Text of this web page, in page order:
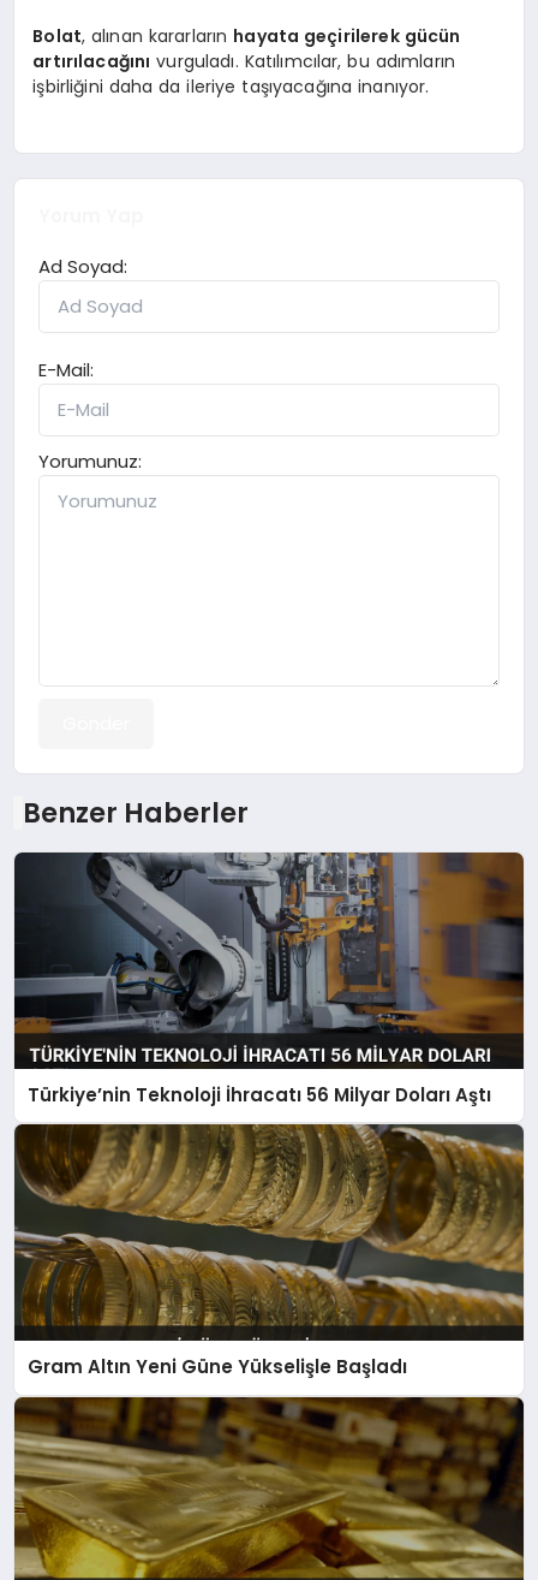
Bolat, alınan kararların hayata geçirilerek gücün
artırılacağını vurguladı. Katılımcılar, bu adımların
işbirliğini daha da ileriye taşıyacağına inanıyor.
Ad Soyad:
E-Mail:
Yorumunuz:
Benzer Haberler
Türkiye’nin Teknoloji İhracatı 56 Milyar Doları Aştı
Gram Altın Yeni Güne Yükselişle Başladı